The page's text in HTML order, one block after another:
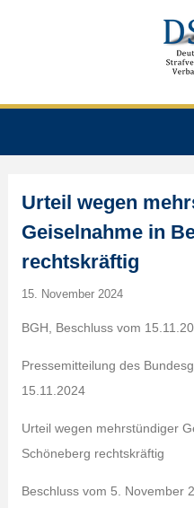
Urteil wegen
Geiselnahme in
rechtskräftig
15. November 2024
BGH, Beschluss vom
Pressemitteilung des
15.11.2024
Urteil wegen mehrstündiger
Schöneberg rechtskräftig
Beschluss vom 5. November